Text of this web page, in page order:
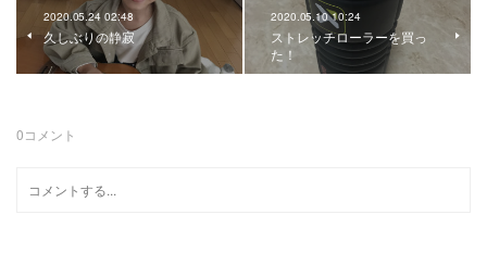
2020.05.24 02:48
久しぶりの静寂
2020.05.10 10:24
ストレッチローラーを買っ
た！
0コメント